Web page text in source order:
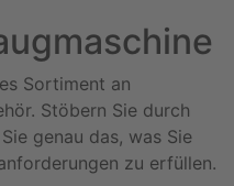
Sortiment an
Stöbern Sie durch
genau das, was Sie
zu erfüllen.